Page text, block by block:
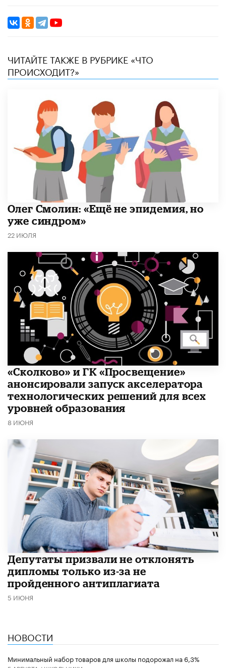
ЧИТАЙТЕ ТАКЖЕ В РУБРИКЕ «ЧТО
ПРОИСХОДИТ?»
​Олег Смолин: «Ещё не эпидемия, но
уже синдром»
22 ИЮЛЯ
«Сколково» и ГК «Просвещение»
анонсировали запуск акселератора
технологических решений для всех
уровней образования
8 ИЮНЯ
Депутаты призвали не отклонять
дипломы только из-за не
пройденного антиплагиата
5 ИЮНЯ
НОВОСТИ
Минимальный набор товаров для школы подорожал на 6,3%